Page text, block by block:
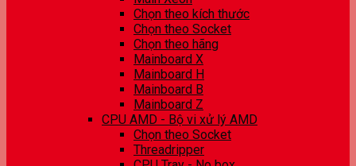
Chọn theo kích thước
Chọn theo Socket
Chọn theo hãng
Mainboard X
Mainboard H
Mainboard B
Mainboard Z
CPU AMD - Bộ vi xử lý AMD
Chọn theo Socket
Threadripper